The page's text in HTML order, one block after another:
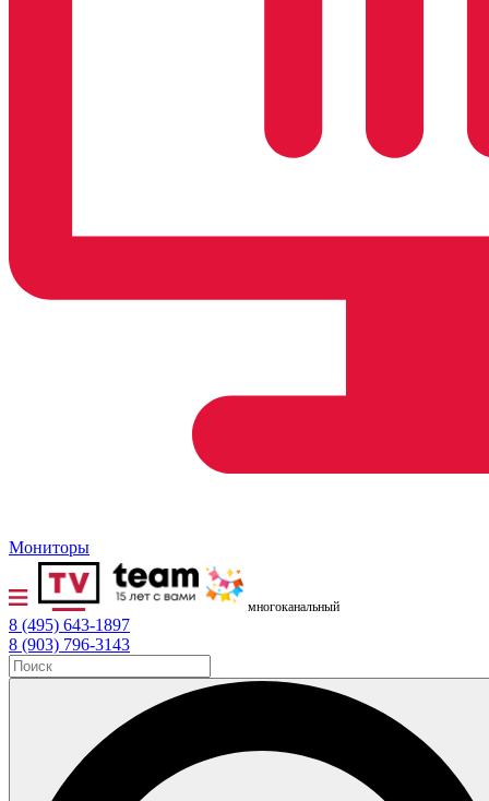
Мониторы
многоканальный
8 (495) 643-1897
8 (903) 796-3143